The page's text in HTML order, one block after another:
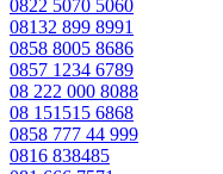
0822 5070 5060
08132 899 8991
0858 8005 8686
0857 1234 6789
08 222 000 8088
08 151515 6868
0858 777 44 999
0816 838485